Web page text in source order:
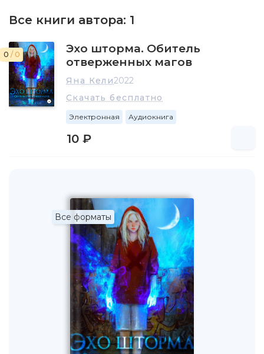
Все книги автора: 1
0 / 0
Эхо шторма. Обитель
отверженных магов
Яна Кели2022
Скачать бесплатно
Электронная Аудиокнига
10 ₽
Все форматы